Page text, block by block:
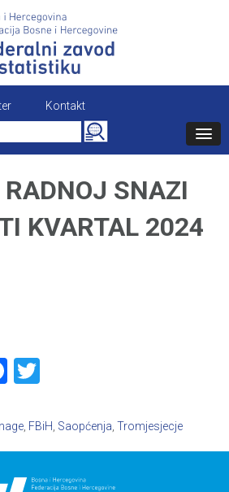
Kontakt
Search
for:
SNAZI
KVARTAL 2024
Facebook
FBiH Saopćenja Tromjesjecje